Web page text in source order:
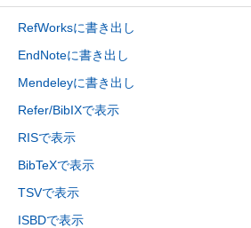
RefWorksに書き出し
EndNoteに書き出し
Mendeleyに書き出し
Refer/BibIXで表示
RISで表示
BibTeXで表示
TSVで表示
ISBDで表示